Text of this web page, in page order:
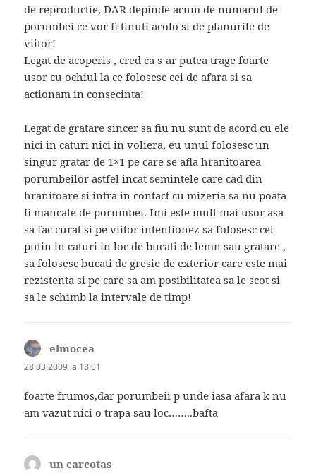
de reproductie, DAR depinde acum de numarul de
porumbei ce vor fi tinuti acolo si de planurile de
viitor!
Legat de acoperis , cred ca s-ar putea trage foarte
usor cu ochiul la ce folosesc cei de afara si sa
actionam in consecinta!
Legat de gratare sincer sa fiu nu sunt de acord cu ele
nici in caturi nici in voliera, eu unul folosesc un
singur gratar de 1×1 pe care se afla hranitoarea
porumbeilor astfel incat semintele care cad din
hranitoare si intra in contact cu mizeria sa nu poata
fi mancate de porumbei. Imi este mult mai usor asa
sa fac curat si pe viitor intentionez sa folosesc cel
putin in caturi in loc de bucati de lemn sau gratare ,
sa folosesc bucati de gresie de exterior care este mai
rezistenta si pe care sa am posibilitatea sa le scot si
sa le schimb la intervale de timp!
elmocea
28.03.2009 la 18:01
foarte frumos,dar porumbeii p unde iasa afara k nu
am vazut nici o trapa sau loc……..bafta
un carcotas